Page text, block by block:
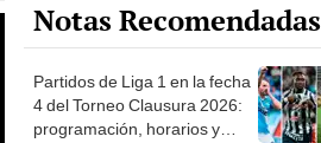
Notas Recomendadas
Partidos de Liga 1 en la fecha
4 del Torneo Clausura 2026:
programación, horarios y